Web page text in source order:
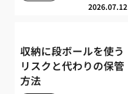
2026.07.12
収納に段ボールを使う
リスクと代わりの保管
方法